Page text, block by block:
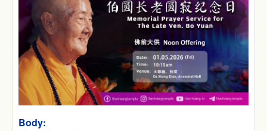
Body: